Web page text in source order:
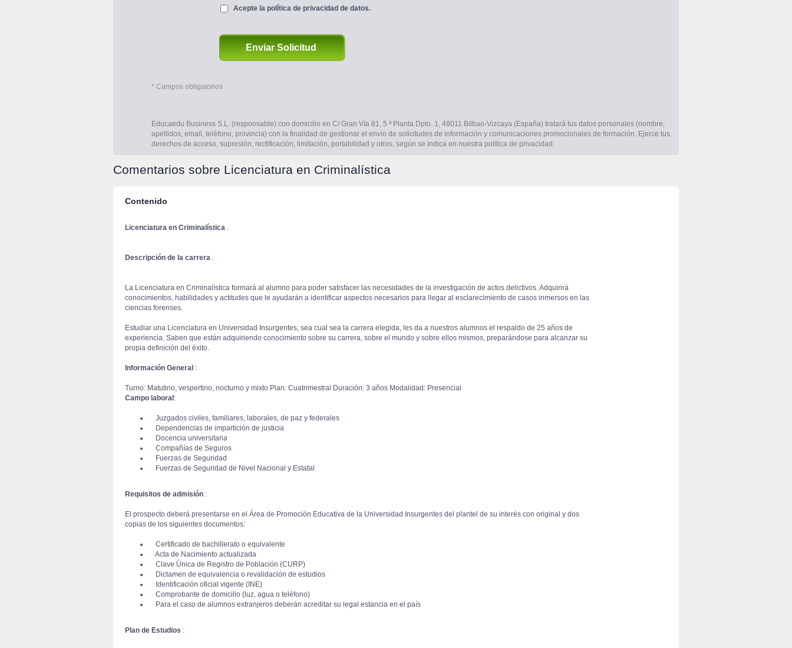
Acepte la política de privacidad de datos.
Enviar Solicitud
* Campos obligatorios
Educaedu Business S.L. (responsable) con domicilio en C/ Gran Vía 81, 5 ª Planta Dpto. 1, 48011 Bilbao-Vizcaya (España) tratará tus datos personales (nombre,
apellidos, email, teléfono, provincia) con la finalidad de gestionar el envío de solicitudes de información y comunicaciones promocionales de formación. Ejerce tus
derechos de acceso, supresión, rectificación, limitación, portabilidad y otros, según se indica en nuestra política de privacidad.
Comentarios sobre Licenciatura en Criminalística
Contenido
Licenciatura en Criminalística .
Descripción de la carrera .
La Licenciatura en Criminalística formará al alumno para poder satisfacer las necesidades de la investigación de actos delictivos. Adquirirá
conocimientos, habilidades y actitudes que le ayudarán a identificar aspectos necesarios para llegar al esclarecimiento de casos inmersos en las
ciencias forenses.
Estudiar una Licenciatura en Universidad Insurgentes, sea cual sea la carrera elegida, les da a nuestros alumnos el respaldo de 25 años de
experiencia. Saben que están adquiriendo conocimiento sobre su carrera, sobre el mundo y sobre ellos mismos, preparándose para alcanzar su
propia definición del éxito.
Información General :
Turno: Matutino, vespertino, nocturno y mixto Plan: Cuatrimestral Duración: 3 años Modalidad: Presencial
Campo laboral :
Juzgados civiles, familiares, laborales, de paz y federales
Dependencias de impartición de justicia
Docencia universitaria
Compañías de Seguros
Fuerzas de Seguridad
Fuerzas de Seguridad de Nivel Nacional y Estatal
Requisitos de admisión :
El prospecto deberá presentarse en el Área de Promoción Educativa de la Universidad Insurgentes del plantel de su interés con original y dos
copias de los siguientes documentos:
Certificado de bachillerato o equivalente
Acta de Nacimiento actualizada
Clave Única de Registro de Población (CURP)
Dictamen de equivalencia o revalidación de estudios
Identificación oficial vigente (INE)
Comprobante de domicilio (luz, agua o teléfono)
Para el caso de alumnos extranjeros deberán acreditar su legal estancia en el país
Plan de Estudios :